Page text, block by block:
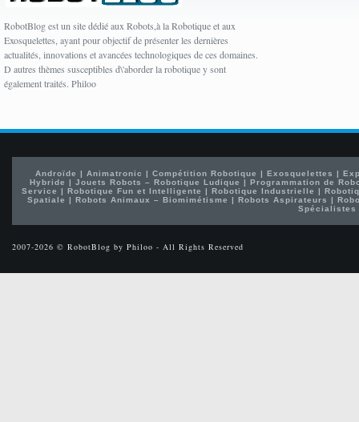
RobotBlog est un site dédié aux Robots,à la Robotique et aux
Exosquelettes, ayant pour objectif de présenter les dernières
actualités, innovations et avancées technologiques de ces domaines.
D autres thèmes susceptibles d\'aborder la robotique y sont
également traités. Philoo
Androïde | Animatronic | Compétition Robotique | Exosquelettes |
Hybride |Jouets Robots – Robotique Ludique |Programmation de
Service | Robotique Fun et Intelligente | Robotique Industrielle |
Spatiale | Robots Animaux – Biomimétisme | Robots Aspirateurs |
Spécialistes
2007-2026 © RobotBlog by Philoo - All Rights Reserved